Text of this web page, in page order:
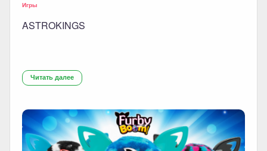
Игры
ASTROKINGS
Читать далее